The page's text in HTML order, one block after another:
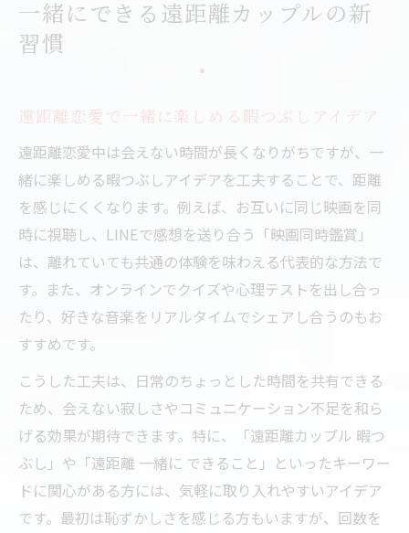
一緒にできる遠距離カップルの新
習慣
遠距離恋愛で一緒に楽しめる暇つぶしアイデア
遠距離恋愛中は会えない時間が長くなりがちですが、一
緒に楽しめる暇つぶしアイデアを工夫することで、距離
を感じにくくなります。例えば、お互いに同じ映画を同
時に視聴し、LINEで感想を送り合う「映画同時鑑賞」
は、離れていても共通の体験を味わえる代表的な方法で
す。また、オンラインでクイズや心理テストを出し合っ
たり、好きな音楽をリアルタイムでシェアし合うのもお
すすめです。
こうした工夫は、日常のちょっとした時間を共有できる
ため、会えない寂しさやコミュニケーション不足を和ら
げる効果が期待できます。特に、「遠距離カップル 暇つ
ぶし」や「遠距離 一緒に できること」といったキーワー
ドに関心がある方には、気軽に取り入れやすいアイデア
です。最初は恥ずかしさを感じる方もいますが、回数を